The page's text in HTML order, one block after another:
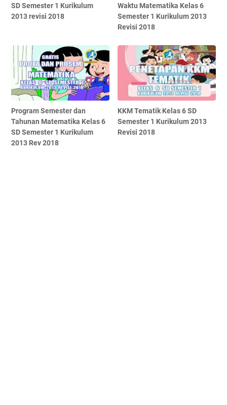
SD Semester 1 Kurikulum
2013 revisi 2018
Waktu Matematika Kelas 6
Semester 1 Kurikulum 2013
Revisi 2018
Program Semester dan
Tahunan Matematika Kelas 6
SD Semester 1 Kurikulum
2013 Rev 2018
KKM Tematik Kelas 6 SD
Semester 1 Kurikulum 2013
Revisi 2018